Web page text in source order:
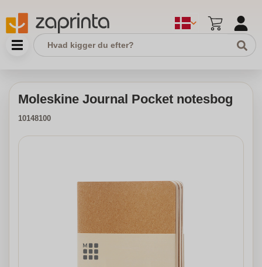
Moleskine Journal Pocket notesbog
10148100